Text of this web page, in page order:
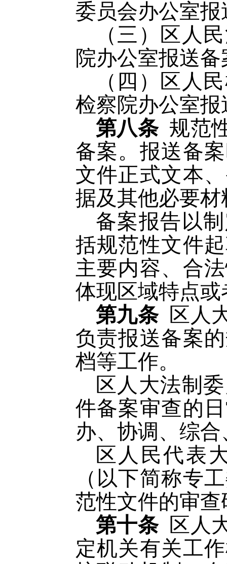
委员会办公室报
（三）区人
院办公室报送备
（四）区人
检察院办公室报
第八条 规范
备案。报送备
文件正式文本
据及其他必要
备案报告以
括规范性文件
主要内容、合
体现区域特点
第九条 区人
负责报送备案
档等工作。
区人大法制
件备案审查的
办、协调、综
区人民代表
（以下简称专
范性文件的审
第十条 区人
定机关有关工